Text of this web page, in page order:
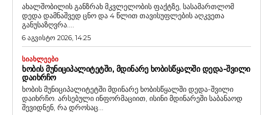
ახალშობილის განზრახ მკვლელობის ფაქტზე, სასამართლომ
დედა დამნაშვედ ცნო და 4 წლით თავისუფლების აღკვეთა
განუსაზღვრა....
6 აგვისტო 2026, 14:25
ᲡᲘᲐᲮᲚᲔᲔᲑᲘ
ᲮᲝᲑᲘᲡ ᲛᲣᲜᲘᲪᲘᲞᲐᲚᲘᲢᲔᲢᲨᲘ, ᲛᲓᲘᲜᲐᲠᲔ ᲮᲝᲑᲘᲡᲬᲧᲐᲚᲨᲘ ᲓᲔᲓᲐ-ᲨᲕᲘᲚᲘ
ᲓᲐᲘᲮᲠᲩᲝ
ხობის მუნიციპალიტეტში მდინარე ხობისწყალში დედა-შვილი
დაიხრჩო. არსებული ინფორმაციით, ისინი მდინარეში საბანაოდ
შევიდნენ, რა დროსაც...